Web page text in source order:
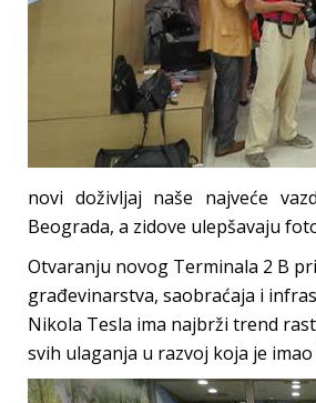
novi doživljaj naše najveće
Beograda, a zidove ulepšavaju
Otvaranju novog Terminala 2 B
građevinarstva, saobraćaja i
Nikola Tesla ima najbrži trend
svih ulaganja u razvoj koja je